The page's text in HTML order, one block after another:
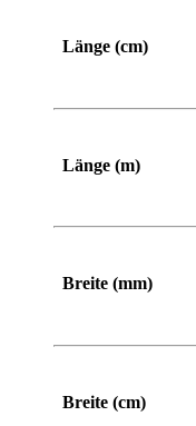
Länge (cm)
Länge (m)
Breite (mm)
Von
Breite (cm)